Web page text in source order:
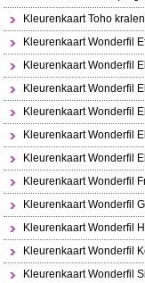
Kleurenkaart Toho kralen
Kleurenkaart Wonderfil
Kleurenkaart Wonderfil
Kleurenkaart Wonderfil
Kleurenkaart Wonderfil
Kleurenkaart Wonderfil
Kleurenkaart Wonderfil
Kleurenkaart Wonderfil
Kleurenkaart Wonderfil
Kleurenkaart Wonderfil
Kleurenkaart Wonderfil
Kleurenkaart Wonderfil